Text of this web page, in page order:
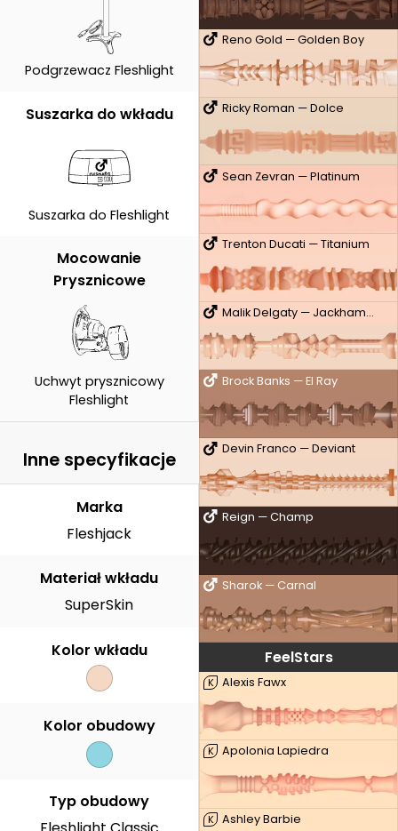
Reno Gold — Golden Boy
Ricky Roman — Dolce
Sean Zevran — Platinum
Trenton Ducati — Titanium
Malik Delgaty — Jackhammer
Brock Banks — El Ray
Devin Franco — Deviant
Reign — Champ
Sharok — Carnal
FeelStars
K Alexis Fawx
K Apolonia Lapiedra
K Ashley Barbie
Podgrzewacz Fleshlight
Suszarka do wkładu
Suszarka do Fleshlight
Mocowanie
Prysznicowe
Uchwyt prysznicowy
Fleshlight
Inne specyfikacje
Marka
Fleshjack
Materiał wkładu
SuperSkin
Kolor wkładu
Kolor obudowy
Typ obudowy